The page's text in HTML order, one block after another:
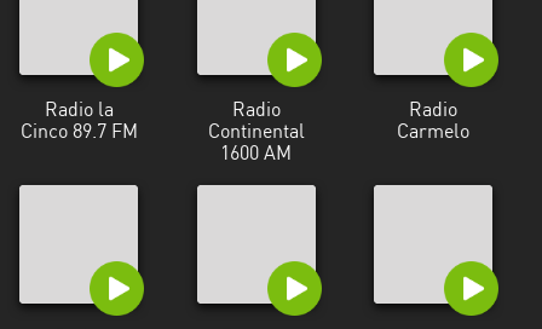
Radio la
Cinco 89.7 FM
Radio
Continental
1600 AM
Radio
Carmelo